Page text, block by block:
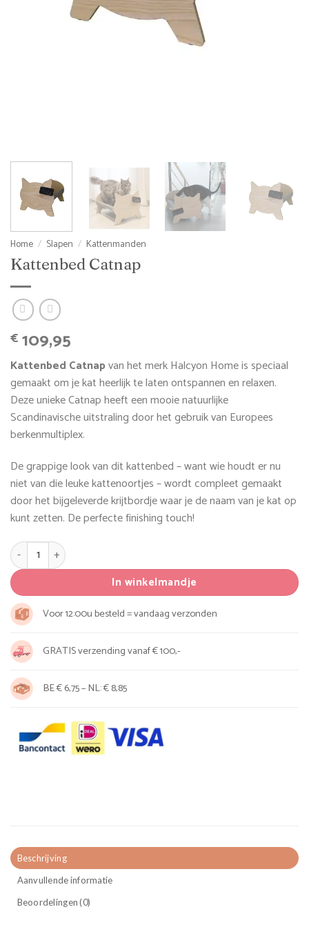
Home / Slapen / Kattenmanden
Kattenbed Catnap
€ 109,95
Kattenbed Catnapvan het merk Halcyon Home is speciaal
gemaakt om je kat heerlijk te laten ontspannen en relaxen.
Deze unieke Catnap heeft een mooie natuurlijke
Scandinavische uitstraling door het gebruik van Europees
berkenmultiplex.
De grappige look van dit kattenbed – want wie houdt er nu
niet van die leuke kattenoortjes – wordt compleet gemaakt
door het bijgeleverde krijtbordje waar je de naam van je kat op
kunt zetten. De perfecte finishing touch!
Kattenbed Catnap aantal
In winkelmandje
Voor 12:00u besteld = vandaag verzonden
GRATIS verzending vanaf € 100,-
BE € 6,75 – NL: € 8,85
Beschrijving
Aanvullende informatie
Beoordelingen (0)